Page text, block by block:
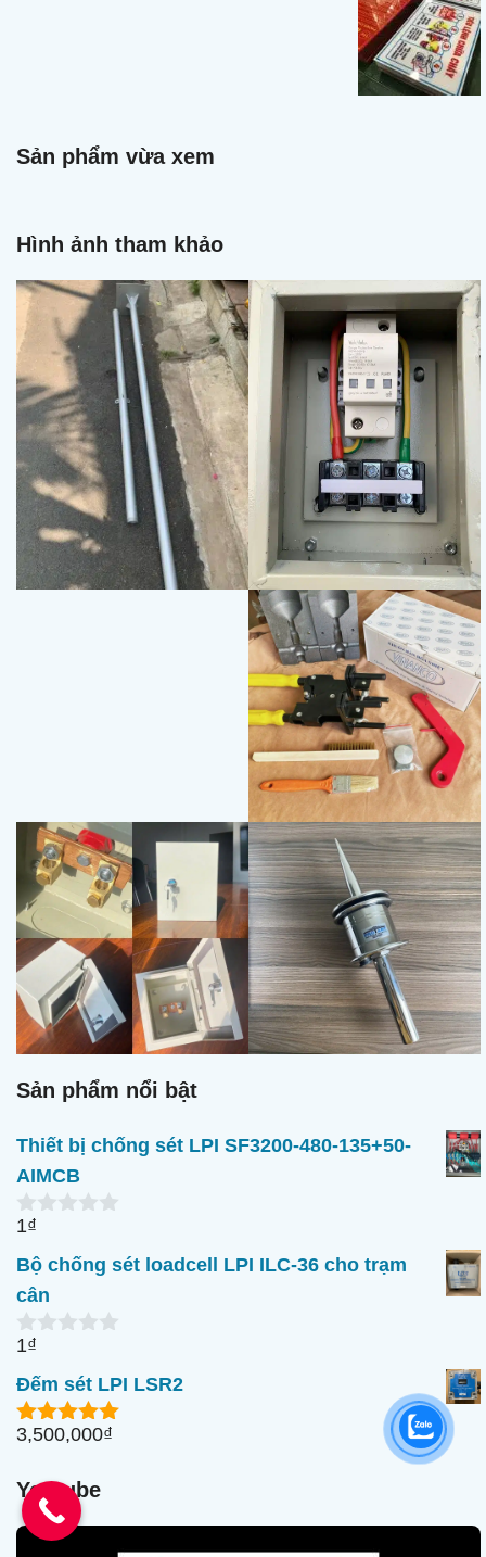
Sản phẩm vừa xem
Hình ảnh tham khảo
Sản phẩm nổi bật
Thiết bị chống sét LPI SF3200-480-135+50-
AIMCB
0
g
o
à
i
5
1₫
Bộ chống sét loadcell LPI ILC-36 cho trạm
cân
0
g
o
à
i
1₫
Đếm sét LPI LSR2
5.00ngoài
3,500,000₫
Youtube